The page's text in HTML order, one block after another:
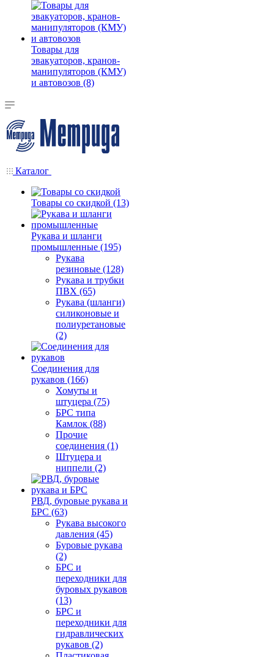
Товары для
эвакуаторов, кранов-
манипуляторов (КМУ)
и автовозов (8)
Каталог
Товары со скидкой (13)
Рукава и шланги
промышленные (195)
Рукава
резиновые (128)
Рукава и трубки
ПВХ (65)
Рукава (шланги)
силиконовые и
полиуретановые
(2)
Соединения для
рукавов (166)
Хомуты и
штуцера (75)
БРС типа
Камлок (88)
Прочие
соединения (1)
Штуцера и
ниппели (2)
РВД, буровые рукава и
БРС (63)
Рукава высокого
давления (45)
Буровые рукава
(2)
БРС и
переходники для
буровых рукавов
(13)
БРС и
переходники для
гидравлических
рукавов (2)